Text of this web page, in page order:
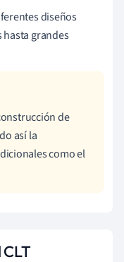
diseños
grandes
de
así la
como el